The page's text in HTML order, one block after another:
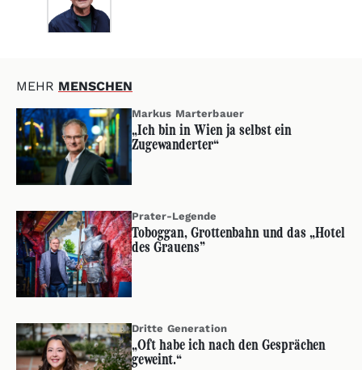
MEHR MENSCHEN
Markus Marterbauer
„Ich bin in Wien ja selbst ein
Zugewanderter“
Prater-Legende
Toboggan, Grottenbahn und das „Hotel
des Grauens”
Dritte Generation
„Oft habe ich nach den Gesprächen
geweint.“